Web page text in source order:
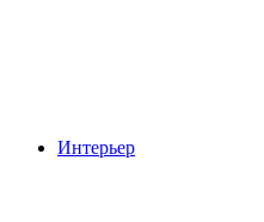
Интерьер